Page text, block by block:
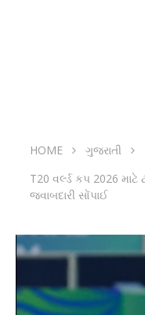
HOME
ગુજરાતી
T20 વર્લ્ડ કપ 2026 માટે
જવાબદારી સોંપાઈ